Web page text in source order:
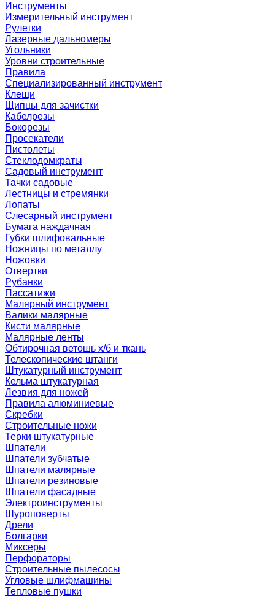
Инструменты
Измерительный инструмент
Рулетки
Лазерные дальномеры
Угольники
Уровни строительные
Правила
Специализированный инструмент
Клещи
Щипцы для зачистки
Кабелрезы
Бокорезы
Просекатели
Пистолеты
Стеклодомкраты
Садовый инструмент
Тачки садовые
Лестницы и стремянки
Лопаты
Слесарный инструмент
Бумага наждачная
Губки шлифовальные
Ножницы по металлу
Ножовки
Отвертки
Рубанки
Пассатижи
Малярный инструмент
Валики малярные
Кисти малярные
Малярные ленты
Обтирочная ветошь х/б и ткань
Телескопические штанги
Штукатурный инструмент
Кельма штукатурная
Лезвия для ножей
Правила алюминиевые
Скребки
Строительные ножи
Терки штукатурные
Шпатели
Шпатели зубчатые
Шпатели малярные
Шпатели резиновые
Шпатели фасадные
Электроинструменты
Шуроповерты
Дрели
Болгарки
Миксеры
Перфораторы
Строительные пылесосы
Угловые шлифмашины
Тепловые пушки